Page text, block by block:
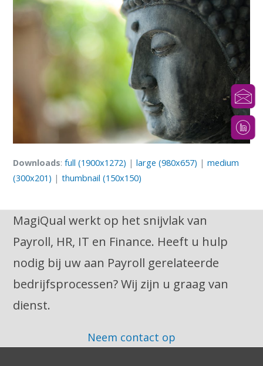
Downloads:full (1900x1272) |large (980x657) |medium
(300x201) |thumbnail (150x150)
MagiQual werkt op het snijvlak van
Payroll, HR, IT en Finance. Heeft u hulp
nodig bij uw aan Payroll gerelateerde
bedrijfsprocessen? Wij zijn u graag van
dienst.
Neem contact op